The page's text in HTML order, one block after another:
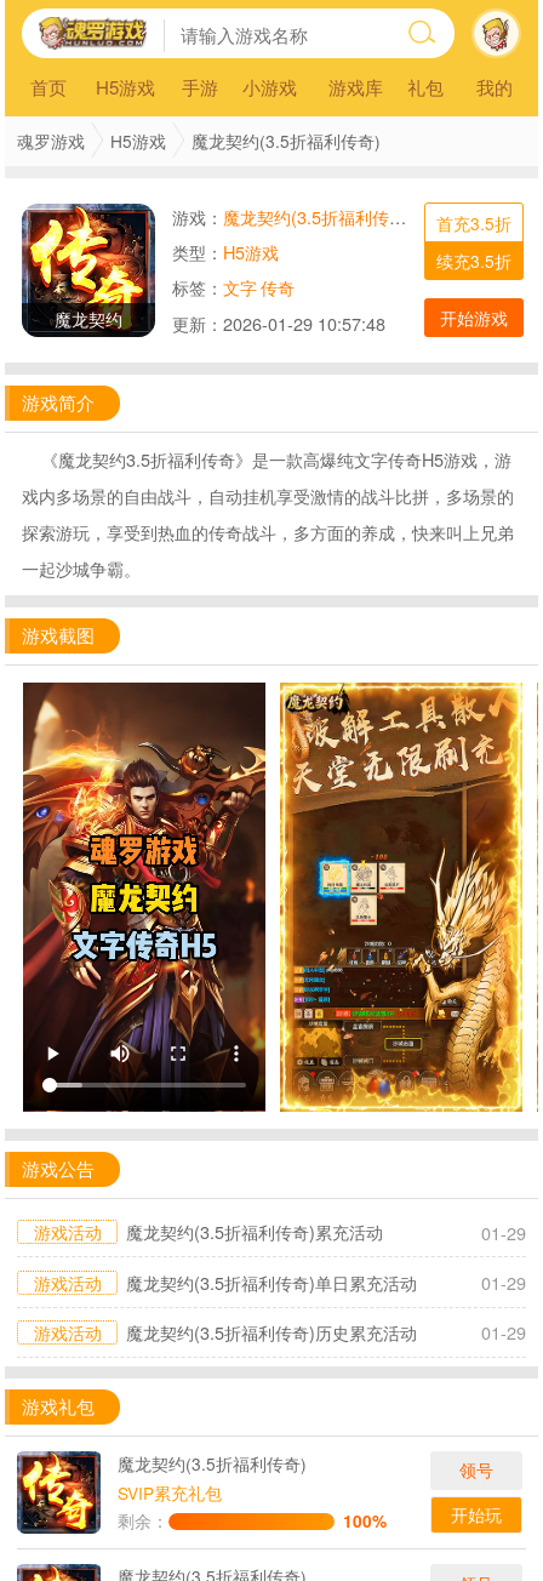
首页 H5游戏 手游 小游戏 游戏库 礼包 我的
魂罗游戏 H5游戏 魔龙契约(3.5折福利传奇)
魔龙契约
游戏： 魔龙契约(3.5折福利传奇)
类型： H5游戏
标签： 文字传奇
更新： 2026-01-29 10:57:48
首充3.5折
续充3.5折
开始游戏
游戏简介
《魔龙契约3.5折福利传奇》是一款高爆纯文字传奇H5游戏，游
戏内多场景的自由战斗，自动挂机享受激情的战斗比拼，多场景的
探索游玩，享受到热血的传奇战斗，多方面的养成，快来叫上兄弟
一起沙城争霸。
游戏截图
游戏公告
游戏活动 魔龙契约(3.5折福利传奇)累充活动
01-29
游戏活动
魔龙契约(3.5折福利传奇)单日累充活动
01-29
游戏活动
魔龙契约(3.5折福利传奇)历史累充活动 01-29
游戏礼包
魔龙契约(3.5折福利传奇)
SVIP累充礼包
剩余：
100%
领号
开始玩
魔龙契约(3.5折福利传奇)